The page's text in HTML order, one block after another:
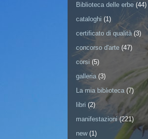
Biblioteca delle erbe (44)
cataloghi (1)
certificato di qualità (3)
concorso d'arte (47)
corsi (5)
galleria (3)
La mia biblioteca (7)
libri (2)
manifestazioni (221)
new (1)